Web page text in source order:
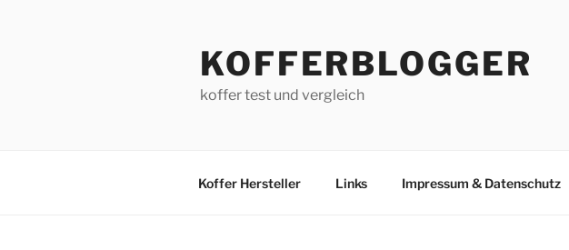
KOFFERBLOGGER
koffer test und vergleich
Koffer Hersteller Links Impressum & Datenschutz